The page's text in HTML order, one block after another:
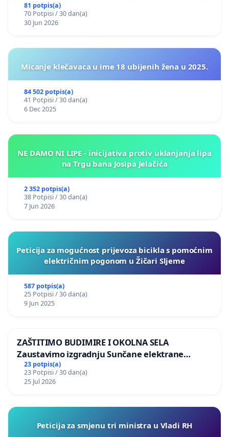
81 potpis(a)
70 Potpisi / 30 dan(a)
30 Jun 2026
Micanje klečavaca u ime 18 ubijenih žena u 2025.
84 502 potpis(a)
41 Potpisi / 30 dan(a)
6 Dec 2025
NE DAMO NI LIPE - inicijativa protiv uklanjanja lipa
na Trgu bana Josipa Jelačića
2 352 potpis(a)
38 Potpisi / 30 dan(a)
7 Jun 2026
Peticija za mogućnost prijevoza bicikla s pomoćnim
električnim pogonom u Žičari Sljeme
587 potpis(a)
25 Potpisi / 30 dan(a)
9 Jun 2025
ZAŠTITIMO BUDIMIRE I OKOLNA SELA
Zaustavimo izgradnju Sunčane elektrane
Vedrine na području Ugljana
23 potpis(a)
23 Potpisi / 30 dan(a)
25 Jul 2026
Peticija za smjenu tri ministra u Vladi RH